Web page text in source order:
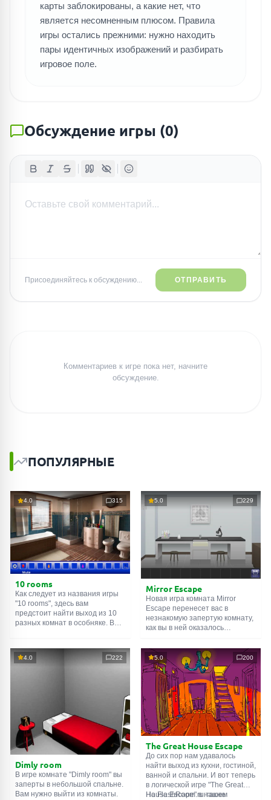
карты заблокированы, а какие нет, что
является несомненным плюсом. Правила
игры остались прежними: нужно находить
пары идентичных изображений и разбирать
игровое поле.
Обсуждение игры (0)
Присоединяйтесь к обсуждению... ОТПРАВИТЬ
Комментариев к игре пока нет, начните
обсуждение.
ПОПУЛЯРНЫЕ
4.0 315
10 rooms
Как следует из названия игры
"10 rooms", здесь вам
предстоит найти выход из 10
разных комнат в особняке. В
их, чтобы выйти. Выход из
одной комнаты является
5.0 229
Mirror Escape
Новая игра комната Mirror
Escape перенесет вас в
незнакомую запертую комнату,
как вы в ней оказалось
смекалки попробуйте решить
все, приготовленные авторами
для вас, головоломки и найти
выход на свободу.
Внимательно осмотрите
помещение, возможно вы
сможете найти какие-нибудь
подсказки. Желаем удачи!
4.0 222
Dimly room
В игре комнате "Dimly room" вы
заперты в небольшой спальне.
Вам нужно выйти из комнаты.
5.0 200
The Great House Escape
До сих пор нам удавалось
найти выход из кухни, гостиной,
ванной и спальни. И вот теперь
в логической игре "The Great
House Escape" в нашем
На FlashRoom.ru также